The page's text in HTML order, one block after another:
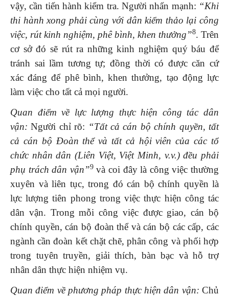
vậy, cần tiến hành kiểm tra. Người nhấn mạnh: “Khi
thi hành xong phải cùng với dân kiểm thảo lại công
việc, rút kinh nghiệm, phê bình, khen thưởng”8. Trên
cơ sở đó sẽ rút ra những kinh nghiệm quý báu để
tránh sai lầm tương tự; đồng thời có được căn cứ
xác đáng để phê bình, khen thưởng, tạo động lực
làm việc cho tất cả mọi người.
Quan điểm về lực lượng thực hiện công tác dân
vận:Người chỉ rõ: “Tất cả cán bộ chính quyền, tất
cả cán bộ Đoàn thể và tất cả hội viên của các tổ
chức nhân dân (Liên Việt, Việt Minh, v.v.) đều phải
phụ trách dân vận”9và coi đây là công việc thường
xuyên và liên tục, trong đó cán bộ chính quyền là
lực lượng tiên phong trong việc thực hiện công tác
dân vận. Trong mỗi công việc được giao, cán bộ
chính quyền, cán bộ đoàn thể và cán bộ các cấp, các
ngành cần đoàn kết chặt chẽ, phân công và phối hợp
trong tuyên truyền, giải thích, bàn bạc và hỗ trợ
nhân dân thực hiện nhiệm vụ.
Quan điểm về phương pháp thực hiện dân vận: Chủ